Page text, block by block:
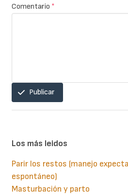
Comentario *
Publicar
Los más leidos
Parir los restos (manejo
espontáneo)
Masturbación y parto